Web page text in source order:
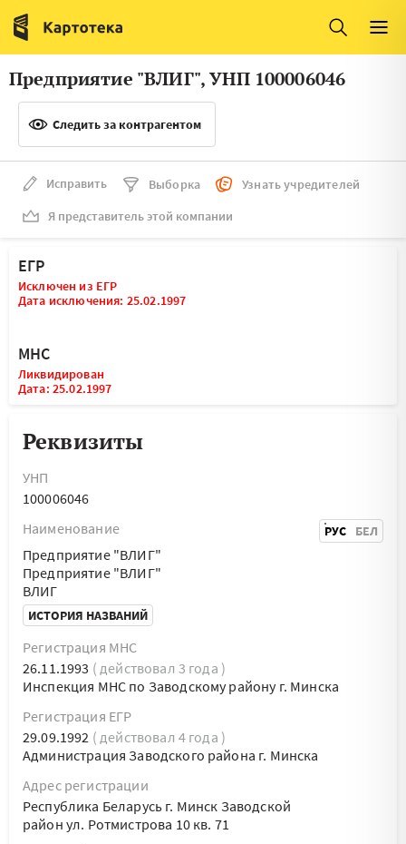
Италия
Люксембург
Литва
Нидерланды
Предприятие "ВЛИГ", УНП 100006046
Следить за контрагентом
Исправить Выборка
Узнать учредителей
Я представитель этой компании
ЕГР
Исключен из ЕГР
Дата исключения: 25.02.1997
МНС
Ликвидирован
Дата: 25.02.1997
Реквизиты
УНП
100006046
Наименование
РУС БЕЛ
Предприятие "ВЛИГ"
Предприятие "ВЛИГ"
ВЛИГ
ИСТОРИЯ НАЗВАНИЙ
Регистрация МНС
26.11.1993 ( действовал 3 года )
Инспекция МНС по Заводскому району г. Минска
Регистрация ЕГР
29.09.1992 ( действовал 4 года )
Администрация Заводского района г. Минска
Адрес регистрации
Республика Беларусь г. Минск Заводской
район ул. Ротмистрова 10 кв. 71